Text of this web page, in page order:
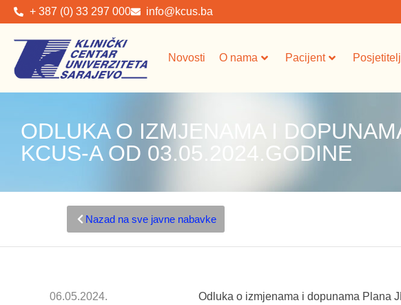
+ 387 (0) 33 297 000 info@kcus.ba
Novosti O nama Pacijent Posjetitelj
ODLUKA O IZMJENAMA I
KCUS-A OD 03.05.2024.GODINE
Nazad na sve javne nabavke
06.05.2024. Odluka o izmjenama i dopunama Plana